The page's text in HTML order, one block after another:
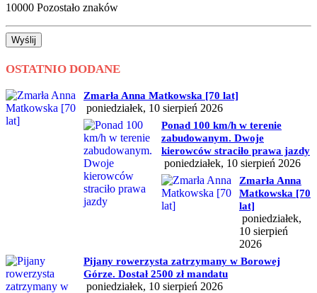
10000 Pozostało znaków
Wyślij
OSTATNIO DODANE
Zmarła Anna Matkowska [70 lat]
poniedziałek, 10 sierpień 2026
Ponad 100 km/h w terenie
zabudowanym. Dwoje
kierowców straciło prawa jazdy
poniedziałek, 10 sierpień 2026
Zmarła Anna
Matkowska [70
lat]
poniedziałek,
10 sierpień
2026
Pijany rowerzysta zatrzymany w Borowej
Górze. Dostał 2500 zł mandatu
poniedziałek, 10 sierpień 2026